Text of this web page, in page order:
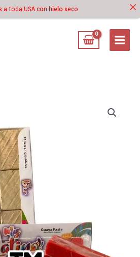
a toda USA con hielo seco